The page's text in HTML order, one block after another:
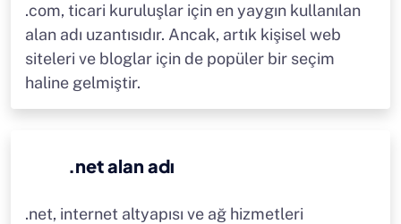
.com, ticari kuruluşlar için en yaygın kullanılan
alan adı uzantısıdır. Ancak, artık kişisel web
siteleri ve bloglar için de popüler bir seçim
haline gelmiştir.
.net alan adı
.net, internet altyapısı ve ağ hizmetleri